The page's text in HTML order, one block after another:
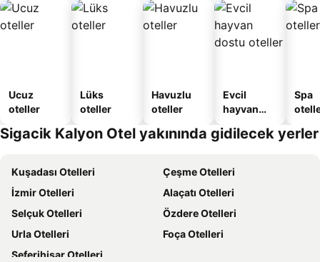
Ucuz
oteller
Lüks
oteller
Havuzlu
oteller
Evcil
hayvan
oteller
Spa
Sigacik Kalyon Otel yakınında gidilecek yerler
Kuşadası Otelleri
Çeşme Otelleri
İzmir Otelleri
Alaçatı Otelleri
Selçuk Otelleri
Özdere Otelleri
Urla Otelleri
Foça Otelleri
Seferihisar Otelleri